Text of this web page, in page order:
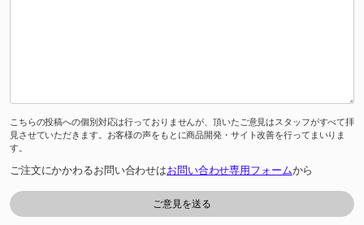
こちらの投稿への個別対応は行っておりませんが、頂いたご意見はスタッフがすべて拝
見させていただきます。お客様の声をもとに商品開発・サイト改善を行ってまいりま
す。
ご注文にかかわるお問い合わせはお問い合わせ専用フォームから